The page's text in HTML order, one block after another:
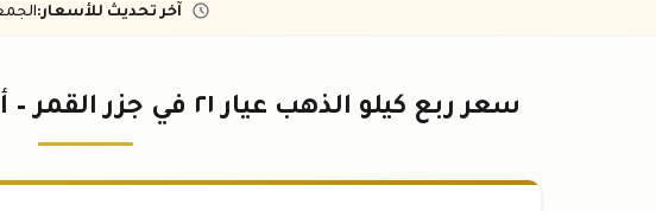
آخر تحديث للأسعار:
سعر ربع كيلو الذهب عيار ٢١ في جزر القمر – أحدث الأسعار بالفرنك القمري